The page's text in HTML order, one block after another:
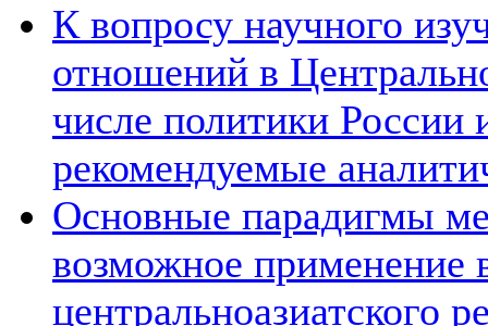
К вопросу научного
отношений в
числе политики России
рекомендуемые
Основные парадигмы
возможное применение
центральноазиатского